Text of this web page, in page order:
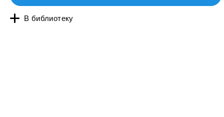
В библиотеку